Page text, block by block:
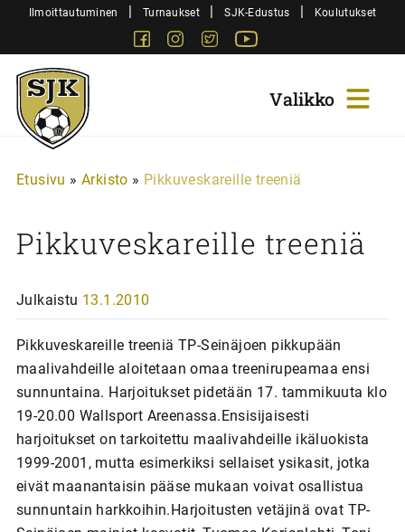
SiirryIlmoittautuminen | Turnaukset | SJK-Edustus | Koulutukset
FacebookInstagram
Twitter
Sjk-
Juniorit
Etusivu » Arkisto » Pikkuveskareille treeniä
Pikkuveskareille treeniä
Julkaistu 13.1.2010
Pikkuveskareille treeniä TP-Seinäjoen pikkupään
maalivahdeille aloitetaan omaa treenirupeamaa ensi
sunnuntaina. Harjoitukset pidetään 17. tammikuuta klo
19-20.00 Wallsport Areenassa.Ensisijaisesti
harjoitukset on tarkoitettu maalivahdeille ikäluokista
1999-2001, mutta esimerkiksi sellaiset ysikasit, jotka
eivät maanantaisin pääse mukaan voivat osallistua
sunnuntain harkkoihin.Harjoitusten vetäjinä ovat TP-